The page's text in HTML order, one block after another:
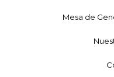
Mesa de